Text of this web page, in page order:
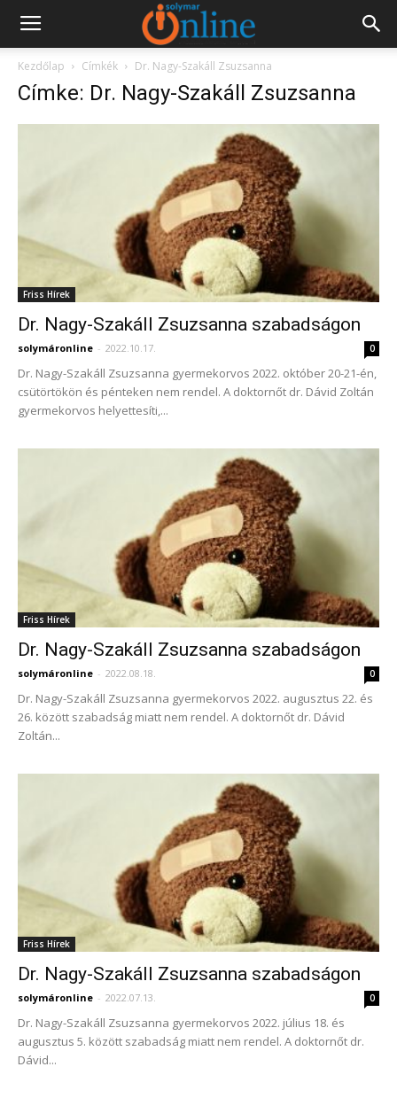
Kezdőlap Címkék Dr. Nagy-Szakáll Zsuzsanna
Címke: Dr. Nagy-Szakáll Zsuzsanna
Friss Hírek
Dr. Nagy-Szakáll Zsuzsanna szabadságon
solymáronline - 2022.10.17. 0
Dr. Nagy-Szakáll Zsuzsanna gyermekorvos 2022. október 20-21-én,
csütörtökön és pénteken nem rendel. A doktornőt dr. Dávid Zoltán
gyermekorvos helyettesíti,...
Friss Hírek
Dr. Nagy-Szakáll Zsuzsanna szabadságon
solymáronline - 2022.08.18. 0
Dr. Nagy-Szakáll Zsuzsanna gyermekorvos 2022. augusztus 22. és
26. között szabadság miatt nem rendel. A doktornőt dr. Dávid
Zoltán...
Friss Hírek
Dr. Nagy-Szakáll Zsuzsanna szabadságon
solymáronline - 2022.07.13. 0
Dr. Nagy-Szakáll Zsuzsanna gyermekorvos 2022. július 18. és
augusztus 5. között szabadság miatt nem rendel. A doktornőt dr.
Dávid...